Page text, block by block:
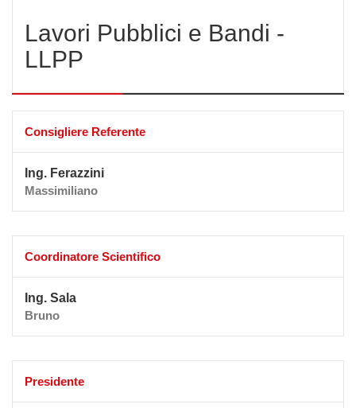
Lavori Pubblici e Bandi -
LLPP
Consigliere Referente
Ing. Ferazzini
Massimiliano
Coordinatore Scientifico
Ing. Sala
Bruno
Presidente